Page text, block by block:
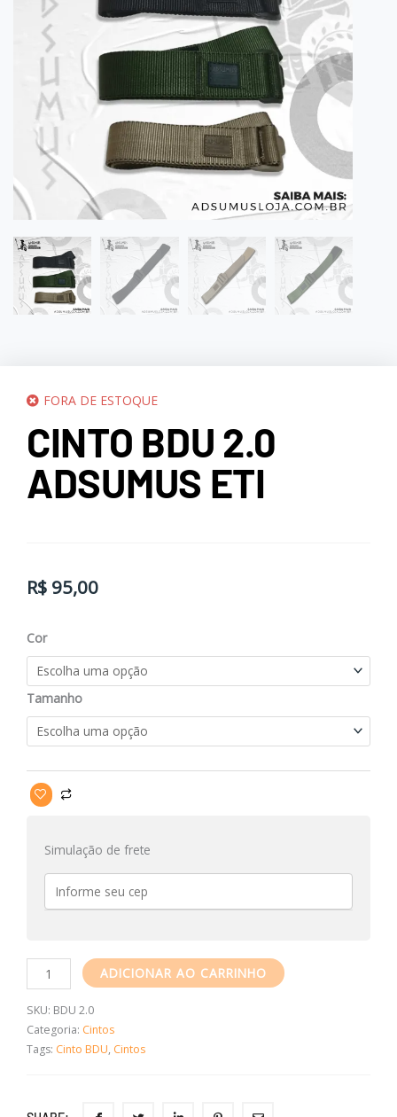
FORA DE ESTOQUE
CINTO BDU 2.0
ADSUMUS ETI
R$ 95,00
Cor
Tamanho
Simulação de frete
Cinto
BDU
2.0
Adsumus
ETI
quantidade
ADICIONAR AO CARRINHO
SKU: BDU 2.0
Categoria: Cintos
Tags: Cinto BDU, Cintos